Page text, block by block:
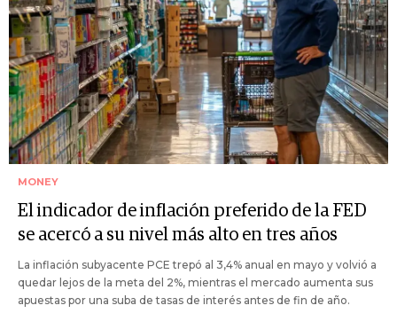
MONEY
El indicador de inflación preferido de la FED
se acercó a su nivel más alto en tres años
La inflación subyacente PCE trepó al 3,4% anual en mayo y volvió a
quedar lejos de la meta del 2%, mientras el mercado aumenta sus
apuestas por una suba de tasas de interés antes de fin de año.